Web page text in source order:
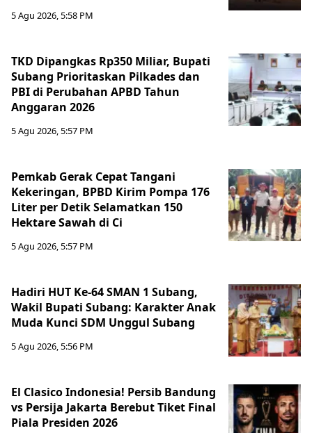
5 Agu 2026, 5:58 PM
TKD Dipangkas Rp350 Miliar, Bupati
Subang Prioritaskan Pilkades dan
PBI di Perubahan APBD Tahun
Anggaran 2026
5 Agu 2026, 5:57 PM
Pemkab Gerak Cepat Tangani
Kekeringan, BPBD Kirim Pompa 176
Liter per Detik Selamatkan 150
Hektare Sawah di Ci
5 Agu 2026, 5:57 PM
Hadiri HUT Ke-64 SMAN 1 Subang,
Wakil Bupati Subang: Karakter Anak
Muda Kunci SDM Unggul Subang
5 Agu 2026, 5:56 PM
El Clasico Indonesia! Persib Bandung
vs Persija Jakarta Berebut Tiket Final
Piala Presiden 2026